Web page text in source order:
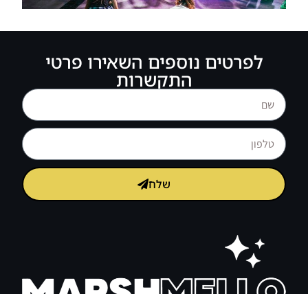
די ג’יי מפעיל לבת / לבר מצווה בקיבוץ או במושב
די ג’יי מפעיל לבת / לבר מצווה בבריכה
לפרטים נוספים השאירו פרטי
התקשרות
שלח